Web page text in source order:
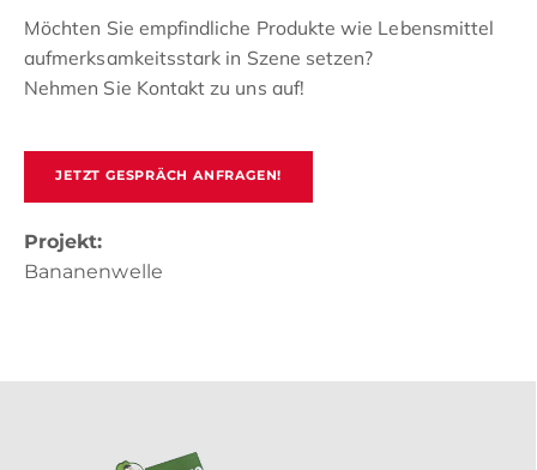
Möchten Sie empfindliche Produkte wie Lebensmittel
aufmerksamkeitsstark in Szene setzen?
Nehmen Sie Kontakt zu uns auf!
JETZT GESPRÄCH ANFRAGEN!
Projekt:
Bananenwelle